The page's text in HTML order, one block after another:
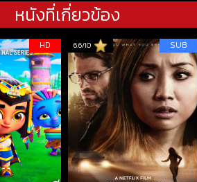
หนังที่เกี่ยวข้อง
HD 6.6/10 SUB